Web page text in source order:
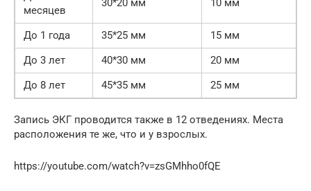
месяцев
30*20 мм 10 мм
До 1 года 35*25 мм
15 мм
До 3 лет
40*30 мм
20 мм
До 8 лет
45*35 мм 25 мм
Запись ЭКГ проводится также в 12 отведениях. Места
расположения те же, что и у взрослых.
https://youtube.com/watch?v=zsGMhho0fQE